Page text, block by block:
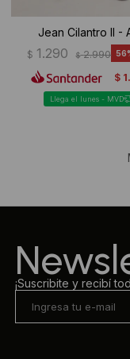
Jean Cilantro II -
$ 1.290 $ 2.990 56
$
Llega el lunes - MVD
¡Suscribite y recibí